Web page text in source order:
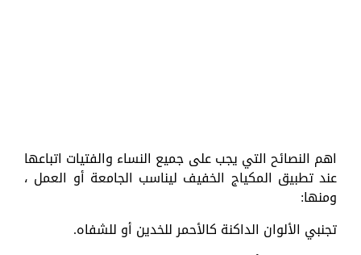
اهم النصائح التي يجب على جميع النساء والفتيات اتباعها
عند تطبيق المكياج الخفيف ليناسب الجامعة أو العمل ،
ومنها:
تجنبي الألوان الداكنة كالأحمر للخدين أو للشفاه.